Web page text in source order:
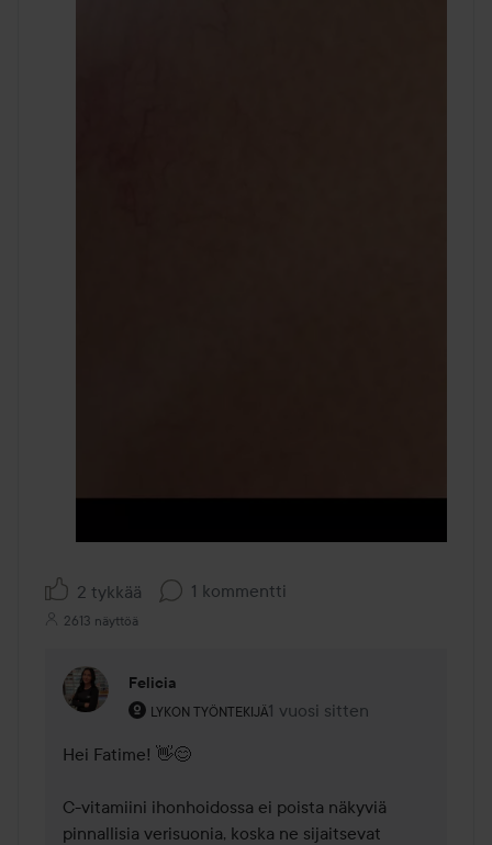
2 tykkää 1 kommentti
2613 näyttöä
Felicia
LYKON TYÖNTEKIJÄ
Käyttäjän rooli: Lykon työntekijä.
1 vuosi sitten
Kommentti lisättiin 1 vuosi
Hei Fatime! 👋😊
C-vitamiini ihonhoidossa ei poista näkyviä
pinnallisia verisuonia, koska ne sijaitsevat